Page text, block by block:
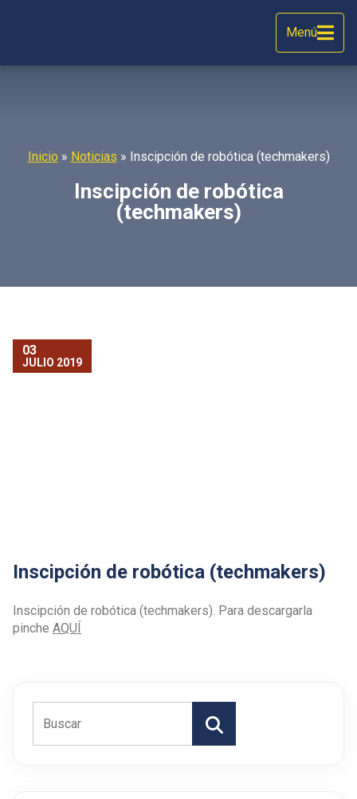
Menú
Inicio » Noticias » Inscipción de robótica (techmakers)
Inscipción de robótica
(techmakers)
03
JULIO 2019
Inscipción de robótica (techmakers)
Inscipción de robótica (techmakers). Para descargarla
pinche AQUÍ
Buscar